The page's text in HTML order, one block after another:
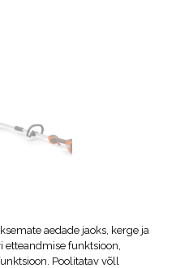
aedade jaoks, kerge ja
funktsioon,
Poolitatav võll